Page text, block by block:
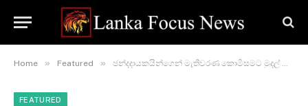
Home » Featured » ඡන්දදායකයින්ගෙන් මැතිවරණ කොමිසමට මුදල් ඇනවුම්
FEATURED